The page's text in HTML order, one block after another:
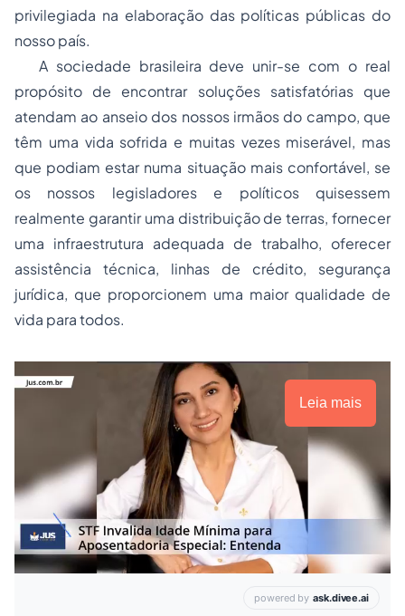
privilegiada na elaboração das políticas públicas do
nosso país.
A sociedade brasileira deve unir-se com o real
propósito de encontrar soluções satisfatórias que
atendam ao anseio dos nossos irmãos do campo, que
têm uma vida sofrida e muitas vezes miserável, mas
que podiam estar numa situação mais confortável, se
os nossos legisladores e políticos quisessem
realmente garantir uma distribuição de terras, fornecer
uma infraestrutura adequada de trabalho, oferecer
assistência técnica, linhas de crédito, segurança
jurídica, que proporcionem uma maior qualidade de
vida para todos.
Leia mais